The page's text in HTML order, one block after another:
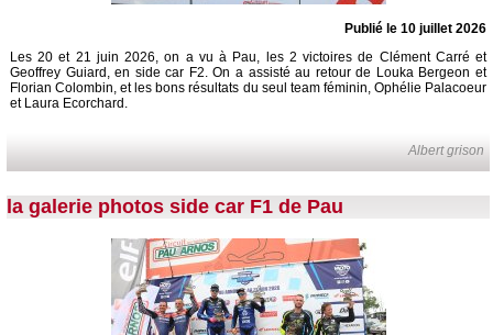
Publié le 10 juillet 2026
Les 20 et 21 juin 2026, on a vu à Pau, les 2 victoires de Clément Carré et
Geoffrey Guiard, en side car F2. On a assisté au retour de Louka Bergeon et
Florian Colombin, et les bons résultats du seul team féminin, Ophélie Palacoeur
et Laura Ecorchard.
Albert grison
la galerie photos side car F1 de Pau